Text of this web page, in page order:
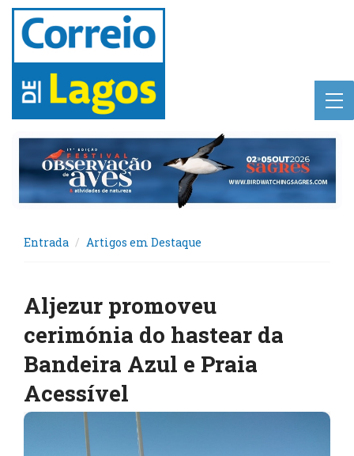
Entrada Artigos em Destaque
Aljezur promoveu
cerimónia do hastear da
Bandeira Azul e Praia
Acessível